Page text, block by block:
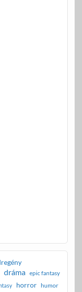
dráma epic fantasy
horror humor